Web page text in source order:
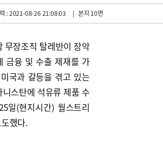
: 2021-08-26 21:08:03 | 본지 10면
무장조직 탈레반이 장악
금융 및 수출 제재를 가
국과 갈등을 겪고 있는
스탄에 석유류 제품 수
일(현지시간) 월스트리
했다.